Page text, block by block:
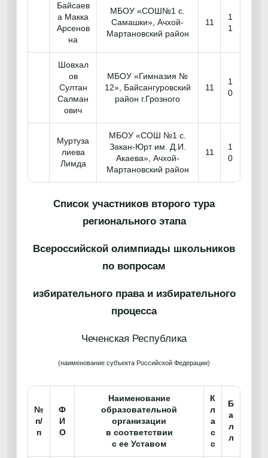
Байсаев
а Макка
Арсенов
на
МБОУ «СОШ№1 с.
Самашки», Ачхой-
Мартановский район
11
1
1
Шовхал
ов
Султан
Салман
ович
МБОУ «Гимназия №
12», Байсангуровский
район г.Грозного
11
1
0
Муртуза
лиева
Лимда
МБОУ «СОШ №1 с.
Закан-Юрт им. Д.И.
Акаева», Ачхой-
Мартановский район
11
1
0
Список участников второго тура
регионального этапа
Всероссийской олимпиады школьников
по вопросам
избирательного права и избирательного
процесса
Чеченская Республика
(наименование субъекта Российской Федерации)
№
п/
п
Ф
И
О
Наименование
образовательной
организации
в соответствии
с ее Уставом
К
л
а
с
с
Б
а
л
л